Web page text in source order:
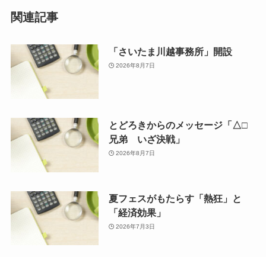
関連記事
「さいたま川越事務所」開設
2026年8月7日
とどろきからのメッセージ「△□
兄弟 いざ決戦」
2026年8月7日
夏フェスがもたらす「熱狂」と
「経済効果」
2026年7月3日